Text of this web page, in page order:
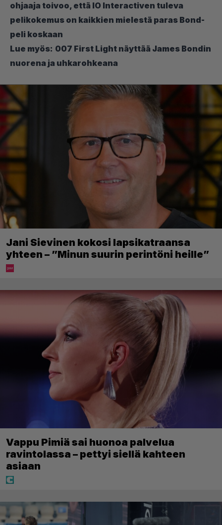
ohjaaja toivoo, että IO Interactiven tuleva
pelikokemus on kaikkien mielestä paras Bond-
peli koskaan
Lue myös: 007 First Light näyttää James Bondin
nuorena ja uhkarohkeana
Jani Sievinen kokosi lapsikatraansa
yhteen – ”Minun suurin perintöni heille”
Vappu Pimiä sai huonoa palvelua
ravintolassa – pettyi siellä kahteen
asiaan